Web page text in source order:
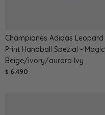
Championes Adidas Leopard
Print Handball Spezial - Magic
Beige/ivory/aurora Ivy
$ 6.490